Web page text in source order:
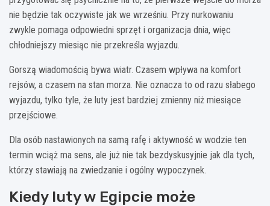
nie będzie tak oczywiste jak we wrześniu. Przy nurkowaniu
zwykle pomaga odpowiedni sprzęt i organizacja dnia, więc
chłodniejszy miesiąc nie przekreśla wyjazdu.
Gorszą wiadomością bywa wiatr. Czasem wpływa na komfort
rejsów, a czasem na stan morza. Nie oznacza to od razu słabego
wyjazdu, tylko tyle, że luty jest bardziej zmienny niż miesiące
przejściowe.
Dla osób nastawionych na samą rafę i aktywność w wodzie ten
termin wciąż ma sens, ale już nie tak bezdyskusyjnie jak dla tych,
którzy stawiają na zwiedzanie i ogólny wypoczynek.
Kiedy luty w Egipcie może